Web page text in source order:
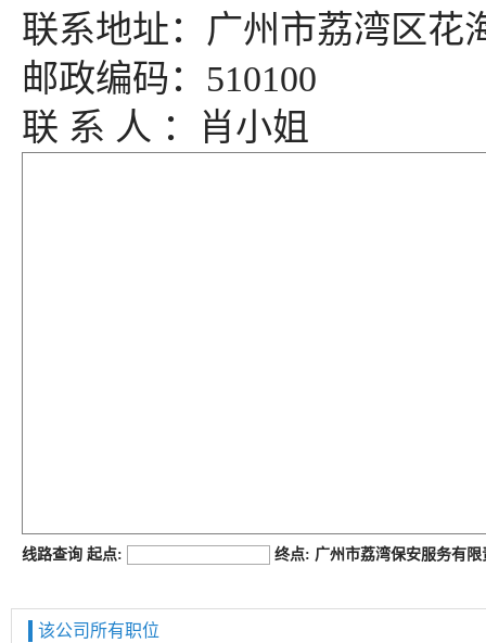
联系地址：广州市荔湾区花
邮政编码：510100
联 系 人 ：肖小姐
线路查询 起点: 终点: 广州市荔湾保安服务有
该公司所有职位